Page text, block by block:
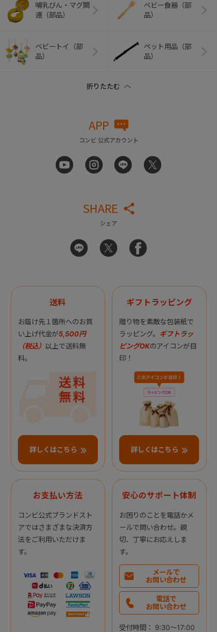
哺乳びん・マグ関
連（部品）
ベビー食器（部
品）
ベビートイ（部
品）
ペット用品（部
品）
APP
コンビ 公式アカウント
SHARE
シェア
送料
お届け先１箇所へのお買
い上げ代金が5,500円
（税込） 以上で送料無
料。
詳しくはこちら
ギフトラッピング
贈り物を素敵な包装紙で
ラッピング。 ギフトラッ
ピングOKのアイコンが目
印！
詳しくはこちら
お支払い方法
コンビ公式ブランドスト
アではさまざまな決済方
法をご利用いただけま
す。
安心のサポート体制
お困りのことを電話かメ
ールで問い合わせ。親
切、丁寧にお応えしま
す。
メールで
お問い合わせ
電話で
お問い合わせ
受付時間： 9:30～17:00